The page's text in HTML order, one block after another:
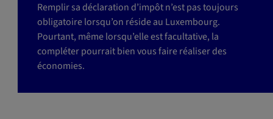
Remplir sa déclaration d’impôt n’est pas toujours
obligatoire lorsqu’on réside au Luxembourg.
Pourtant, même lorsqu’elle est facultative, la
compléter pourrait bien vous faire réaliser des
économies.